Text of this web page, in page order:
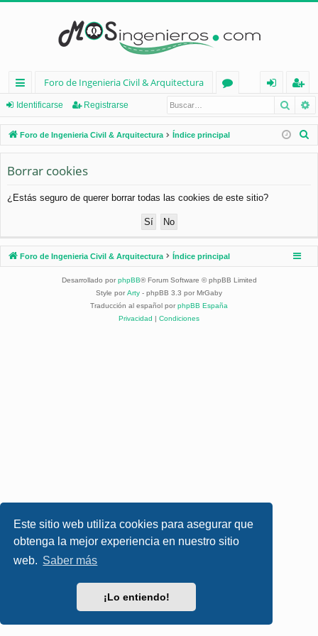
Este sitio web utiliza cookies para asegurar que
obtenga la mejor experiencia en nuestro sitio
web. Saber más
¡Lo entiendo!
nl
ac
es
rá
pi
os
Foro de Ingenieria Civil & Arquitectura
os
nt
ifi
eg
ist
ra
Identificarse Registrarse
Foro de Ingenieria Civil & Arquitectura Índice principal
Borrar cookies
¿Estás seguro de querer borrar todas las cookies de este sitio?
Foro de Ingenieria Civil & Arquitectura Índice principal
Desarrollado por phpBB® Forum Software © phpBB Limited
Style por Arty - phpBB 3.3 por MrGaby
Traducción al español por phpBB España
Privacidad | Condiciones